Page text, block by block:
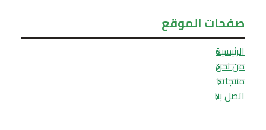
صفحات الموقع
الرئيسية
من نحن
منتجاتنا
اتصل بنا